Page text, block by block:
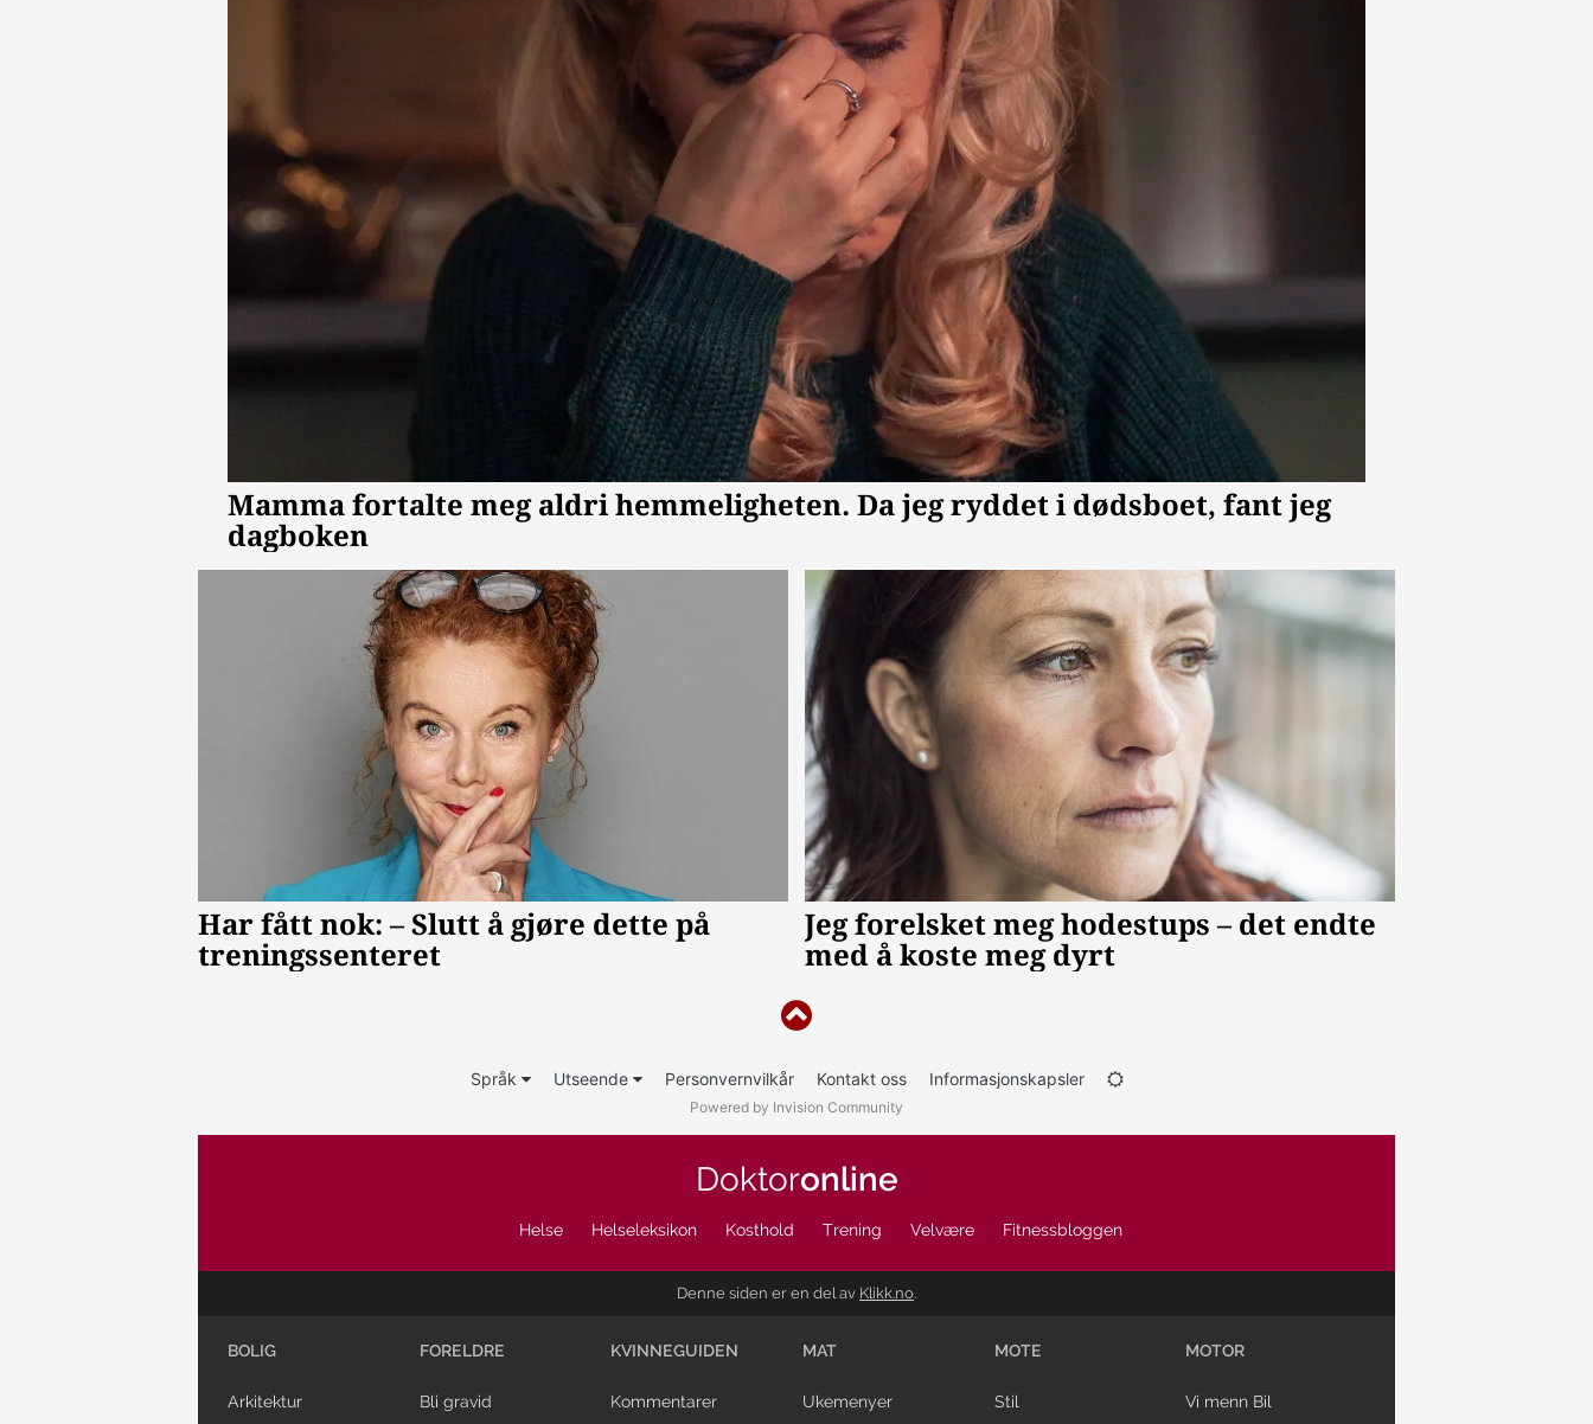
Språk Utseende Personvernvilkår Kontakt oss Informasjonskapsler
Powered by Invision Community
Doktoronline
Helse Helseleksikon Kosthold Trening Velvære Fitnessbloggen
Denne siden er en del av Klikk.no.
BOLIG
Arkitektur
FORELDRE
Bli gravid
KVINNEGUIDEN
Kommentarer
MAT
Ukemenyer
MOTE
Stil
MOTOR
Vi menn Bil